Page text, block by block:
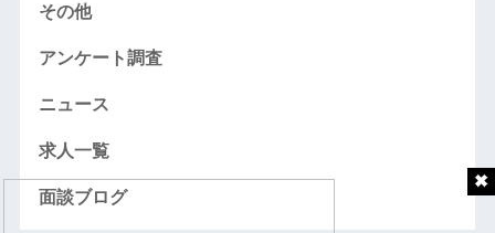
その他
アンケート調査
ニュース
求人一覧
面談ブログ